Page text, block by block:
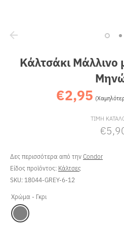
Κάλτσάκι Μάλλινο
€2,95
ΤΙΜΗ
Δες περισσότερα από τηνCondor
Είδος προϊόντος: Κάλτσες
SKU: 18044-GREY-6-12
Χρώμα - Γκρι